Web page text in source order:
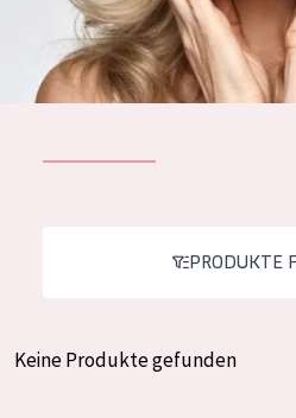
ALLE PRODUKTE
inhaltsstoffe
Über uns
Inspiration
Spanish
PRODUKTE
Keine Produkte gefunden